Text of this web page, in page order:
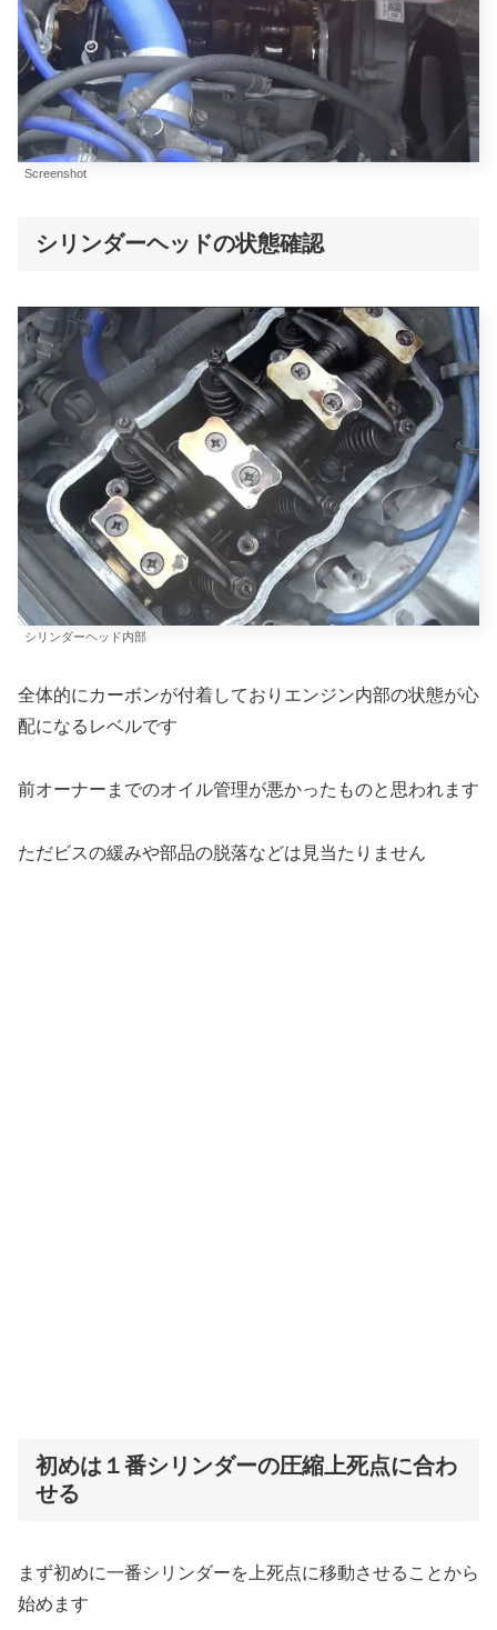
Screenshot
シリンダーヘッドの状態確認
シリンダーヘッド内部
全体的にカーボンが付着しておりエンジン内部の状態が心
配になるレベルです
前オーナーまでのオイル管理が悪かったものと思われます
ただビスの緩みや部品の脱落などは見当たりません
初めは１番シリンダーの圧縮上死点に合わ
せる
まず初めに一番シリンダーを上死点に移動させることから
始めます